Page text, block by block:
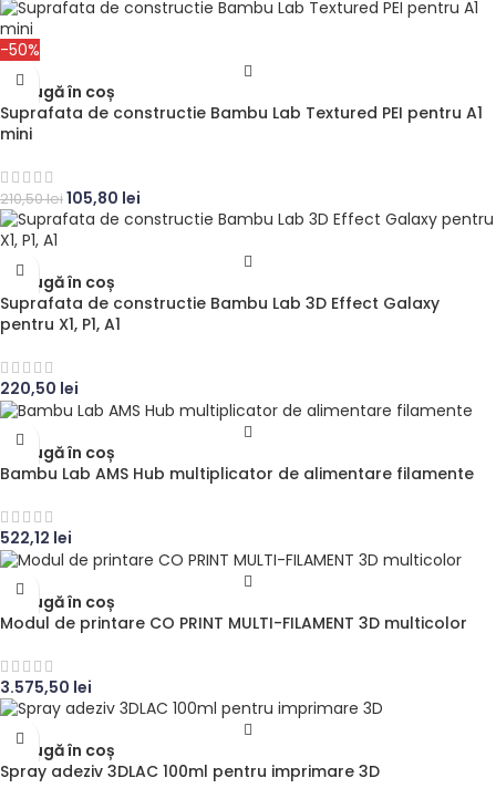
-50%
Adaugă în coș
Suprafata de constructie Bambu Lab Textured PEI pentru A1
mini
210,50lei105,80 lei
Adaugă în coș
Suprafata de constructie Bambu Lab 3D Effect Galaxy
pentru X1, P1, A1
220,50 lei
Adaugă în coș
Bambu Lab AMS Hub multiplicator de alimentare filamente
522,12 lei
Adaugă în coș
Modul de printare CO PRINT MULTI-FILAMENT 3D multicolor
3.575,50 lei
Adaugă în coș
Spray adeziv 3DLAC 100ml pentru imprimare 3D